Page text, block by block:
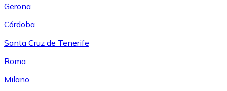
Gerona
Córdoba
Santa Cruz de Tenerife
Roma
Milano